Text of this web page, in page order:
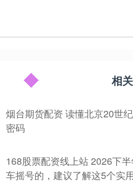
相
烟台期货配资 读懂北京20世
密码
168股票配资线上站 2026下
车摇号的，建议了解这5个实